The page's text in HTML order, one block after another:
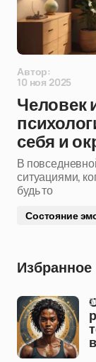
Автор:
10 ноя 2025
Человек
себя и
В
ситуациями,
будь то
Состояние
Избранное